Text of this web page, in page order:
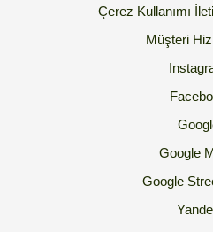
Çerez Kullanımı
Müşteri
Google
Google